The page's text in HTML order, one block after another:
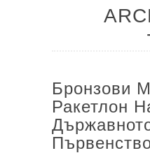
Бронзови
Ракетлон